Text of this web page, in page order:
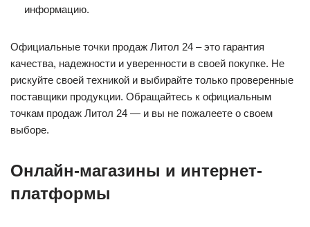
информацию.
Официальные точки продаж Литол 24 – это гарантия
качества, надежности и уверенности в своей покупке. Не
рискуйте своей техникой и выбирайте только проверенные
поставщики продукции. Обращайтесь к официальным
точкам продаж Литол 24 — и вы не пожалеете о своем
выборе.
Онлайн-магазины и интернет-
платформы